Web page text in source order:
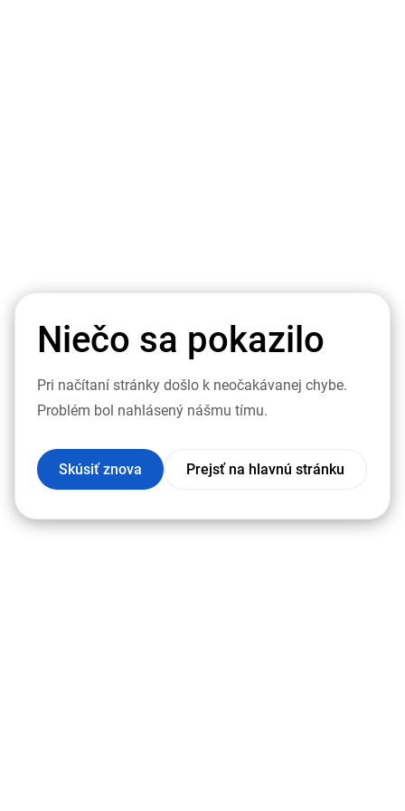
Niečo sa pokazilo
Pri načítaní stránky došlo k neočakávanej chybe.
Problém bol nahlásený nášmu tímu.
Skúsiť znova Prejsť na hlavnú stránku